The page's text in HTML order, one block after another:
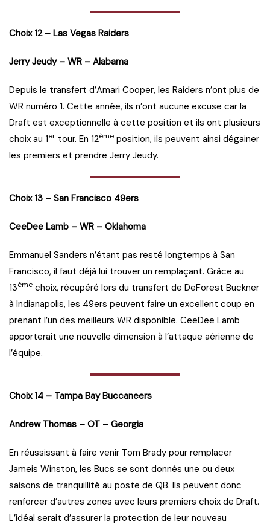
Choix 12 – Las Vegas Raiders
Jerry Jeudy – WR – Alabama
Depuis le transfert d’Amari Cooper, les Raiders n’ont plus de
WR numéro 1. Cette année, ils n’ont aucune excuse car la
Draft est exceptionnelle à cette position et ils ont plusieurs
choix au 1er tour. En 12ème position, ils peuvent ainsi dégainer
les premiers et prendre Jerry Jeudy.
Choix 13 – San Francisco 49ers
CeeDee Lamb – WR – Oklahoma
Emmanuel Sanders n’étant pas resté longtemps à San
Francisco, il faut déjà lui trouver un remplaçant. Grâce au
13ème choix, récupéré lors du transfert de DeForest Buckner
à Indianapolis, les 49ers peuvent faire un excellent coup en
prenant l’un des meilleurs WR disponible. CeeDee Lamb
apporterait une nouvelle dimension à l’attaque aérienne de
l’équipe.
Choix 14 – Tampa Bay Buccaneers
Andrew Thomas – OT – Georgia
En réussissant à faire venir Tom Brady pour remplacer
Jameis Winston, les Bucs se sont donnés une ou deux
saisons de tranquillité au poste de QB. Ils peuvent donc
renforcer d’autres zones avec leurs premiers choix de Draft.
L’idéal serait d’assurer la protection de leur nouveau